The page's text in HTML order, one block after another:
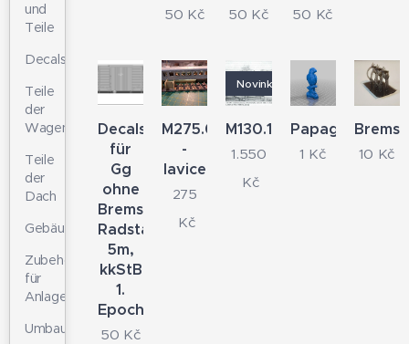
und
Teile
Decals
Teile
der
Wagenkasten
Teile
der
Dach
Gebäudeteile
Zubehör
für
Anlagen
Umbausätze
50 Kč 50 Kč 50 Kč
Decals
für
Gg
ohne
Bremse,
Radstand
5m,
kkStB
1.
Epoche
50 Kč
M275.0
-
lavice
275
Kč
M130.168
Novinka
1.550
Kč
Papagei
1 Kč 10 Kč